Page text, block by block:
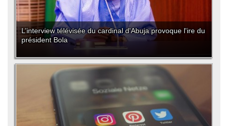
L’interview télévisée du cardinal d'Abuja provoque l'ire du
président Bola